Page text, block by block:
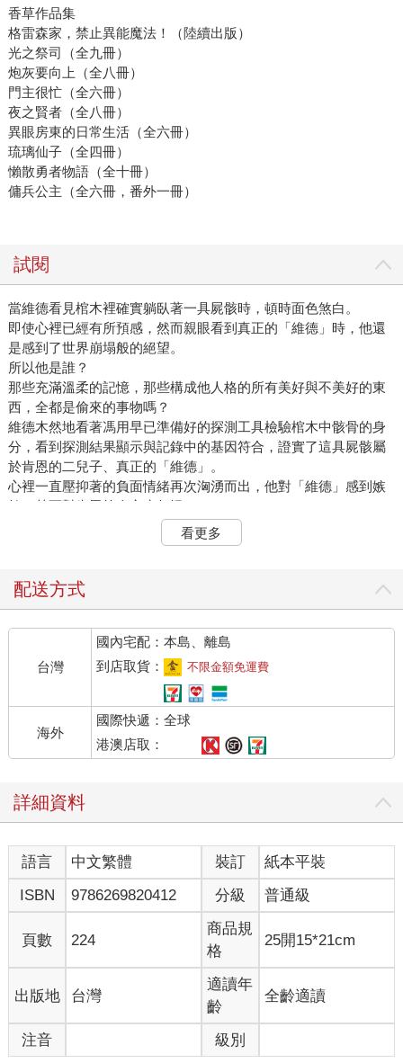
香草作品集
格雷森家，禁止異能魔法！（陸續出版）
光之祭司（全九冊）
炮灰要向上（全八冊）
門主很忙（全六冊）
夜之賢者（全八冊）
異眼房東的日常生活（全六冊）
琉璃仙子（全四冊）
懶散勇者物語（全十冊）
傭兵公主（全六冊，番外一冊）
試閱
當維德看見棺木裡確實躺臥著一具屍骸時，頓時面色煞白。
即使心裡已經有所預感，然而親眼看到真正的「維德」時，他還
是感到了世界崩塌般的絕望。
所以他是誰？
那些充滿溫柔的記憶，那些構成他人格的所有美好與不美好的東
西，全都是偷來的事物嗎？
維德木然地看著馮用早已準備好的探測工具檢驗棺木中骸骨的身
分，看到探測結果顯示與記錄中的基因符合，證實了這具屍骸屬
於肯恩的二兒子、真正的「維德」。
心裡一直壓抑著的負面情緒再次洶湧而出，他對「維德」感到嫉
妒，甚至對肯恩等人心生怨恨。
複製人與原主的基因是一樣的，即使用檢測工具進行測試，我也
為什麼你們寧可執著於一個死人，也不願意看看活生生的我？
擁有「維德」的感情⋯⋯可重要的家人卻不願意承認自己，這令
維德的情緒瞬間失控。
他好想破壞眼前的一切！
殺掉那些不願接納他的親人，破壞那具名為「維德」的骸骨！
可是⋯⋯為什麼要這樣做？
腦海中代表理智的聲音掙扎著詢問了一句，維德的殺意稍微平息
了一瞬，卻在怨氣的激發下變得更加猛烈。
哪有這麼多「為什麼」？
奧爾瑟亞最先察覺到維德的失控，她立即使用異能想安撫對方過
於激烈的情緒。
然而在她的心靈異能觸及維德思緒的瞬間，奧爾瑟亞彷彿被重擊
一般發出了痛苦的悶哼。盤踞在維德體內的怨氣就像嗅到血腥味
的鯊魚，經由心靈連接迅速對奧爾瑟亞進行污染！
察覺到威脅，奧爾瑟亞當機立斷斷開與維德的連接。在她收回心
靈異能的同時，猛烈的負面情緒也隨之消去。
雖然奧爾瑟亞的反應已經很快，但怨氣的入侵依舊令她頭痛欲
心靈力量的接觸無形無相，一切只在瞬息之間，可柏莎還是從奧
爾瑟亞的反應看出她被攻擊了！
心靈上的較量雖不見血，但比物理攻擊更為凶險。要是心靈異能
被反噬，奧爾瑟亞隨時會有變成傻子、植物人，甚至死亡的風
險。
看更多
配送方式
台灣
國內宅配：本島、離島
到店取貨：
不限金額免運費
海外
國際快遞：全球
港澳店取：
詳細資料
語言 中文繁體 裝訂
紙本平裝
ISBN
9786269820412 分級 普通級
頁數 224
商品規
格
25開15*21cm
出版地 台灣
適讀年
齡
全齡適讀
注音 級別